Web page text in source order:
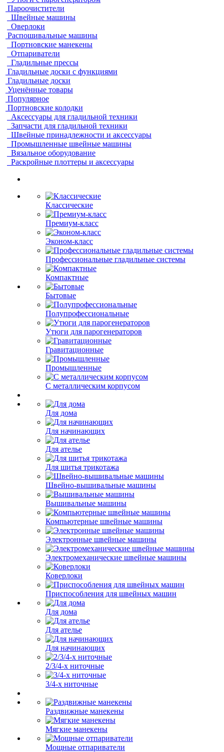
Пароочистители
Швейные машины
Оверлоки
Распошивальные машины
Портновские манекены
Отпариватели
Гладильные прессы
Гладильные доски с функциями
Гладильные доски
Уценённые товары
Популярное
Портновские колодки
Аксессуары для гладильной техники
Запчасти для гладильной техники
Швейные принадлежности и аксессуары
Промышленные швейные машины
Вязальное оборудование
Раскройные плоттеры и аксессуары
Классические
Премиум-класс
Эконом-класс
Профессиональные гладильные системы
Компактные
Бытовые
Полупрофессиональные
Утюги для парогенераторов
Гравитационные
Промышленные
С металлическим корпусом
Для дома
Для начинающих
Для ателье
Для шитья трикотажа
Швейно-вышивальные машины
Вышивальные машины
Компьютерные швейные машины
Электронные швейные машины
Электромеханические швейные машины
Коверлоки
Приспособления для швейных машин
Для дома
Для ателье
Для начинающих
2/3/4-х ниточные
3/4-х ниточные
Раздвижные манекены
Мягкие манекены
Мощные отпариватели